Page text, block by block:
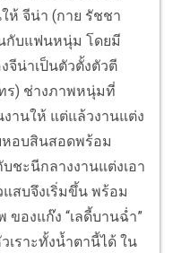
ห้ จีน่า (กาย รัชชา
กับแฟนหนุ่ม โดยมี
จีน่าเป็นตัวตั้งตัวตี
ร) ช่างภาพหนุ่มที่
านให้ แต่แล้วงานแต่ง
หอบสินสอดพร้อม
ชะนีกลางงานแต่งเอา
สบจึงเริ่มขึ้น พร้อม
องแก๊ง “เลดี้บานฉ่ำ”
ราะทั้งน้ำตานี้ได้ ใน